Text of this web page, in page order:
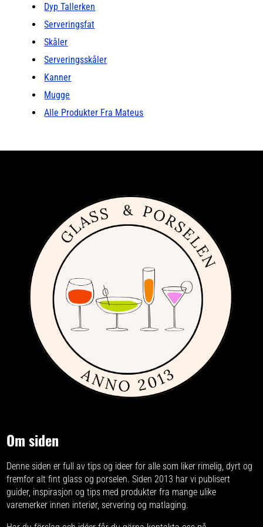
Dyp Tallerken
Serveringsfat
Skåler
Serveringsskåler
Kanner
Mugge
Alle Produkter Fra Mateus
Om siden
Denne siden er full av tips og ideer for alle som liker rimelig, dyrt og
fremfor alt fint glass og porselen. Siden 2013 har vi publisert
guider, inspirasjon og tips med produkter fra mange ulike
varemerker innen interiør, servering og matlaging.